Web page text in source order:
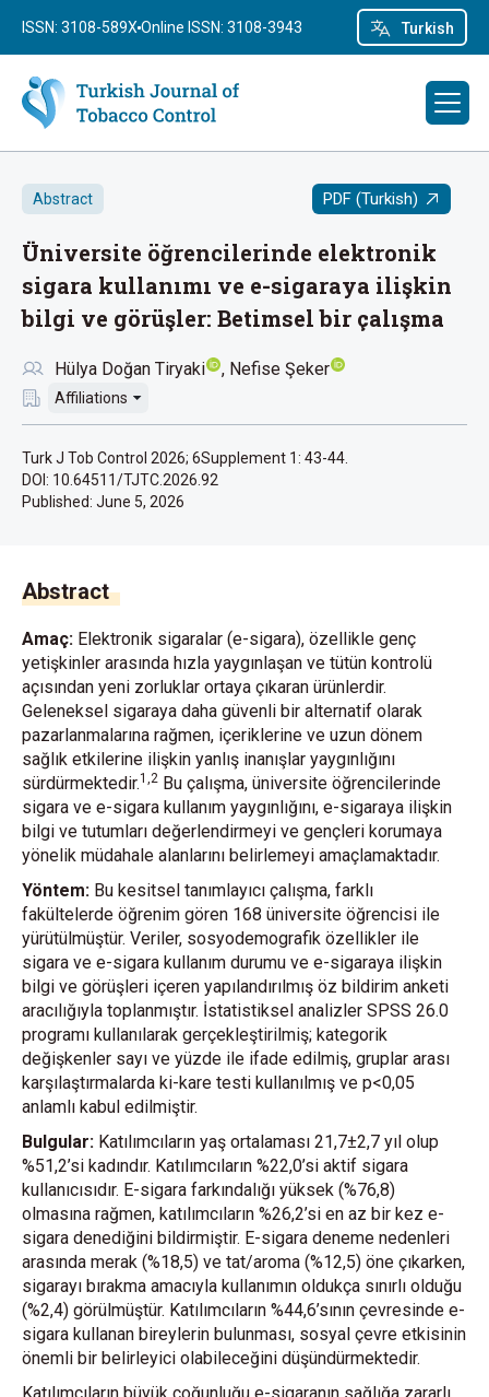
Turkish
ISSN: 3108-589X Online ISSN: 3108-3943
Abstract PDF (Turkish)
Üniversite öğrencilerinde elektronik
sigara kullanımı ve e-sigaraya ilişkin
bilgi ve görüşler: Betimsel bir çalışma
Hülya Doğan Tiryaki Nefise Şeker
Affiliations
Turk J Tob Control 2026; 6Supplement 1: 43-44.
DOI: 10.64511/TJTC.2026.92
Published: June 5, 2026
Abstract
Amaç: Elektronik sigaralar (e-sigara), özellikle genç
yetişkinler arasında hızla yaygınlaşan ve tütün kontrolü
açısından yeni zorluklar ortaya çıkaran ürünlerdir.
Geleneksel sigaraya daha güvenli bir alternatif olarak
pazarlanmalarına rağmen, içeriklerine ve uzun dönem
sağlık etkilerine ilişkin yanlış inanışlar yaygınlığını
sürdürmektedir.1,2 Bu çalışma, üniversite öğrencilerinde
sigara ve e-sigara kullanım yaygınlığını, e-sigaraya ilişkin
bilgi ve tutumları değerlendirmeyi ve gençleri korumaya
yönelik müdahale alanlarını belirlemeyi amaçlamaktadır.
Yöntem: Bu kesitsel tanımlayıcı çalışma, farklı
fakültelerde öğrenim gören 168 üniversite öğrencisi ile
yürütülmüştür. Veriler, sosyodemografik özellikler ile
sigara ve e-sigara kullanım durumu ve e-sigaraya ilişkin
bilgi ve görüşleri içeren yapılandırılmış öz bildirim anketi
aracılığıyla toplanmıştır. İstatistiksel analizler SPSS 26.0
programı kullanılarak gerçekleştirilmiş; kategorik
değişkenler sayı ve yüzde ile ifade edilmiş, gruplar arası
karşılaştırmalarda ki-kare testi kullanılmış ve p<0,05
anlamlı kabul edilmiştir.
Bulgular: Katılımcıların yaş ortalaması 21,7±2,7 yıl olup
%51,2’si kadındır. Katılımcıların %22,0’si aktif sigara
kullanıcısıdır. E-sigara farkındalığı yüksek (%76,8)
olmasına rağmen, katılımcıların %26,2’si en az bir kez e-
sigara denediğini bildirmiştir. E-sigara deneme nedenleri
arasında merak (%18,5) ve tat/aroma (%12,5) öne çıkarken,
sigarayı bırakma amacıyla kullanımın oldukça sınırlı olduğu
(%2,4) görülmüştür. Katılımcıların %44,6’sının çevresinde e-
sigara kullanan bireylerin bulunması, sosyal çevre etkisinin
önemli bir belirleyici olabileceğini düşündürmektedir.